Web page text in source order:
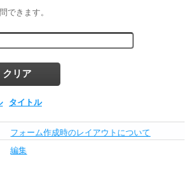
できます。
タイトル
フォーム作成時のレイアウトについて
編集